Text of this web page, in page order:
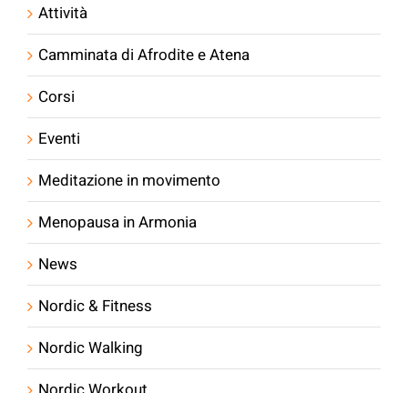
Attività
Camminata di Afrodite e Atena
Corsi
Eventi
Meditazione in movimento
Menopausa in Armonia
News
Nordic & Fitness
Nordic Walking